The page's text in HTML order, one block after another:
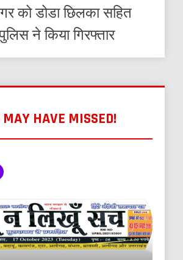
को डोडा छिलका सहित
ने किया गिरफ्तार
MAY HAVE MISSED!